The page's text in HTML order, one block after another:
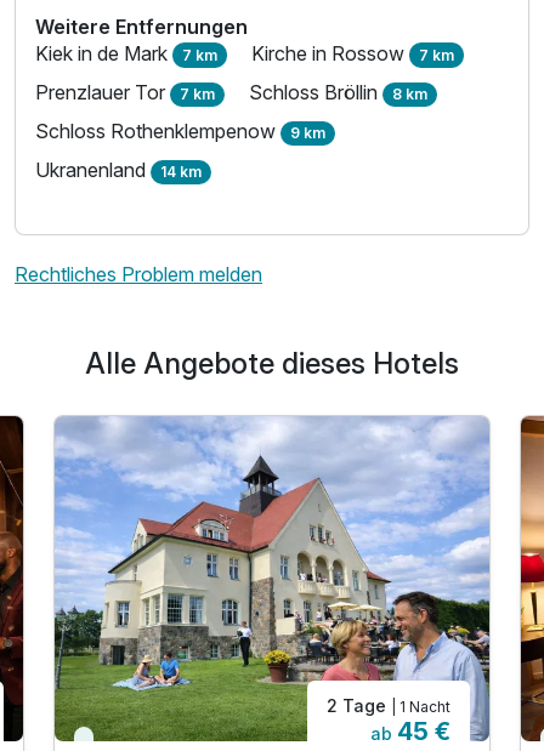
Zusatznächte
Für 2 Tage p.P. ab109,00 €
Doppelzimmer Premium Nebenhaus
2 Erwachsene und 2 Kinder
Weitere Entfernungen
Kiek in de Mark 7 km Kirche in Rossow 7 km
Prenzlauer Tor 7 km Schloss Bröllin 8 km
Schloss Rothenklempenow 9 km
Ukranenland 14 km
Rechtliches Problem melden
Alle Angebote dieses Hotels
Immer verfügbar
2 Tage | 1 Nacht
ab 45 €